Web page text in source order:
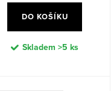
DO KOŠÍKU
Skladem >5 ks